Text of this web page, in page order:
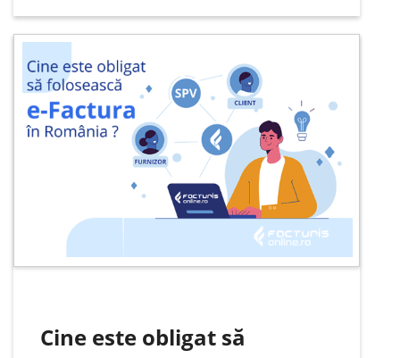
preț, abonamente lunare fixe sau taxe
ascunse când vine vorba de funcțiile de
bază ale programului de facturare…
Cine este obligat să